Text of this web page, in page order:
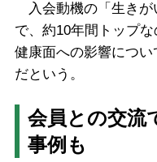
入会動機の「生きが
で、約10年間トップ
健康面への影響につ
だという。
会員との交流
事例も